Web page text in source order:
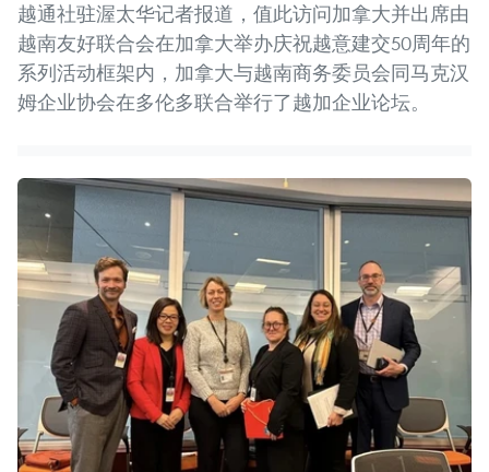
越通社驻渥太华记者报道，值此访问加拿大并出席由
越南友好联合会在加拿大举办庆祝越意建交50周年的
系列活动框架内，加拿大与越南商务委员会同马克汉
姆企业协会在多伦多联合举行了越加企业论坛。